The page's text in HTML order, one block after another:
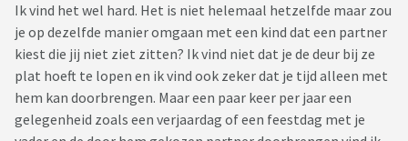
Ik vind het wel hard. Het is niet helemaal hetzelfde maar zou
je op dezelfde manier omgaan met een kind dat een partner
kiest die jij niet ziet zitten? Ik vind niet dat je de deur bij ze
plat hoeft te lopen en ik vind ook zeker dat je tijd alleen met
hem kan doorbrengen. Maar een paar keer per jaar een
gelegenheid zoals een verjaardag of een feestdag met je